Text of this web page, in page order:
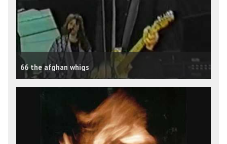
66 the afghan whigs